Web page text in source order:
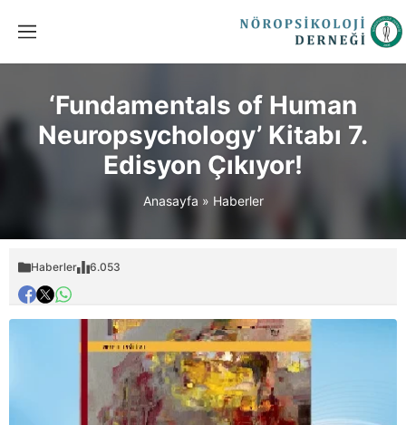
‘Fundamentals of Human
Neuropsychology’ Kitabı 7.
Edisyon Çıkıyor!
Anasayfa » Haberler
Haberler 6.053